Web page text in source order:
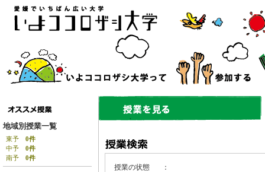
地域別授業一覧
東予 0件
中予 0件
南予 0件
授業の状態
：